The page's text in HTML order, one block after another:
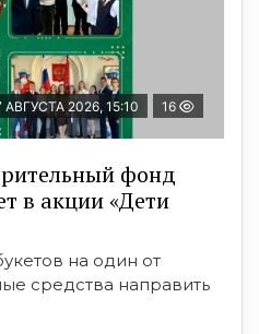
АВГУСТА 2026, 15:10 16
фонд
в акции «Дети
на один от
средства направить